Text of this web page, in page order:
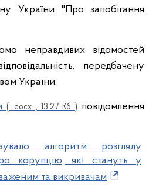
України "Про запобігання
неправдивих відомостей
передбачену
України.
( .docx , 13.27 Кб ) повідомлення
алгоритм розгляду
корупцію, які стануть у
та викривачам